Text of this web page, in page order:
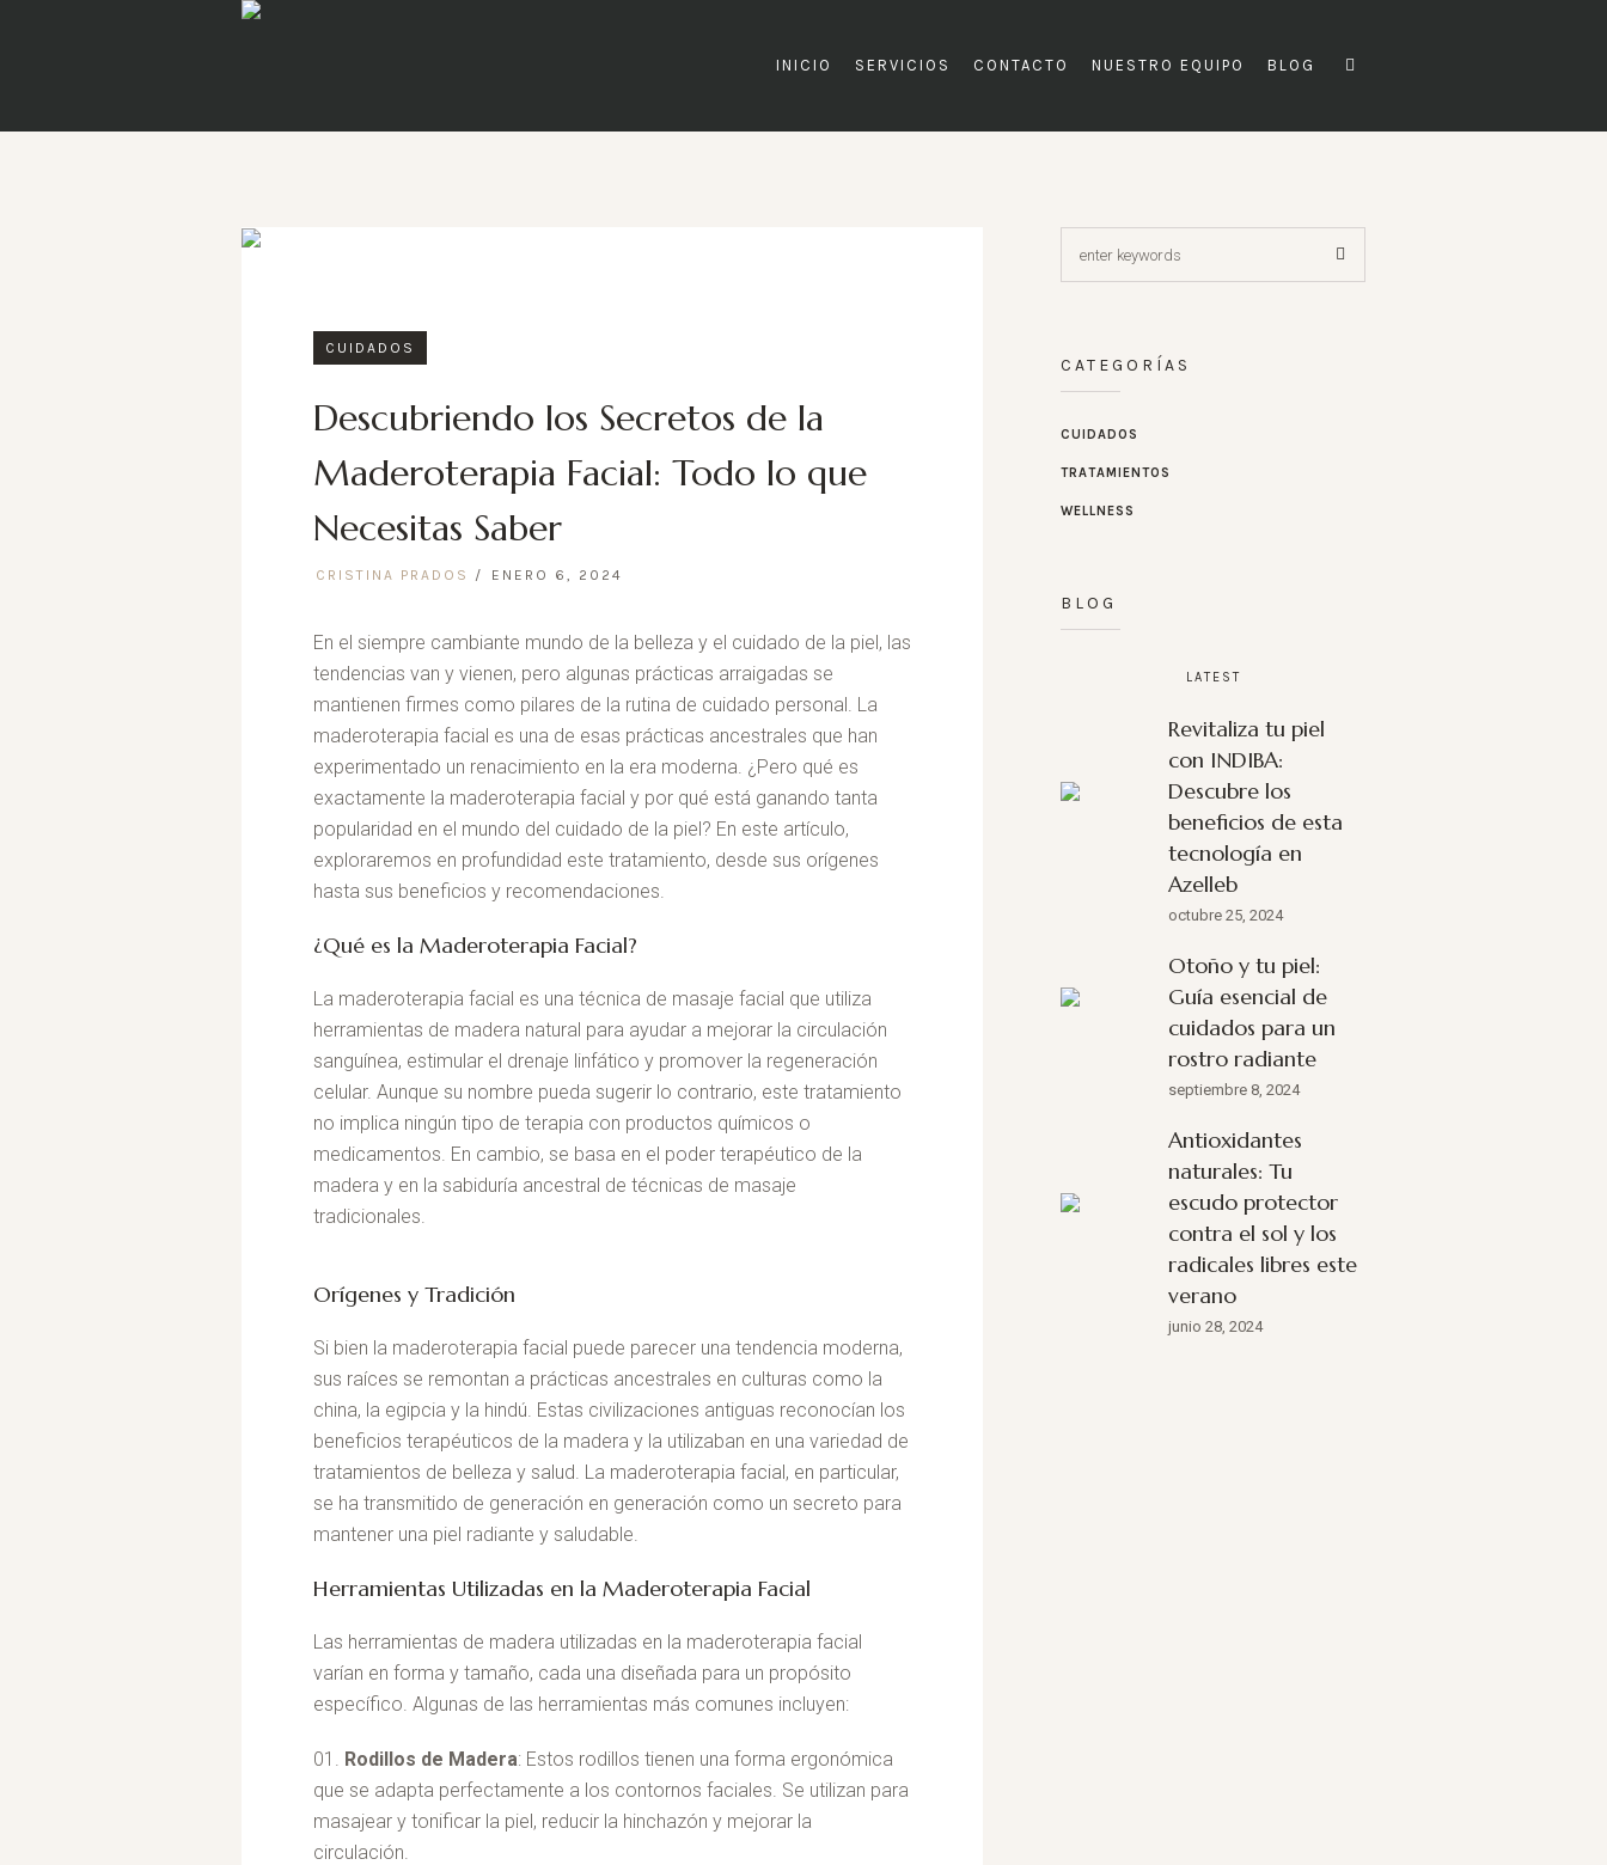
INICIO SERVICIOS CONTACTO NUESTRO EQUIPO BLOG
CUIDADOS
Descubriendo los Secretos de la
Maderoterapia Facial: Todo lo que
Necesitas Saber
CRISTINA PRADOS ENERO 6, 2024
En el siempre cambiante mundo de la belleza y el cuidado de la piel, las
tendencias van y vienen, pero algunas prácticas arraigadas se
mantienen firmes como pilares de la rutina de cuidado personal. La
maderoterapia facial es una de esas prácticas ancestrales que han
experimentado un renacimiento en la era moderna. ¿Pero qué es
exactamente la maderoterapia facial y por qué está ganando tanta
popularidad en el mundo del cuidado de la piel? En este artículo,
exploraremos en profundidad este tratamiento, desde sus orígenes
hasta sus beneficios y recomendaciones.
¿Qué es la Maderoterapia Facial?
La maderoterapia facial es una técnica de masaje facial que utiliza
herramientas de madera natural para ayudar a mejorar la circulación
sanguínea, estimular el drenaje linfático y promover la regeneración
celular. Aunque su nombre pueda sugerir lo contrario, este tratamiento
no implica ningún tipo de terapia con productos químicos o
medicamentos. En cambio, se basa en el poder terapéutico de la
madera y en la sabiduría ancestral de técnicas de masaje
tradicionales.
Orígenes y Tradición
Si bien la maderoterapia facial puede parecer una tendencia moderna,
sus raíces se remontan a prácticas ancestrales en culturas como la
china, la egipcia y la hindú. Estas civilizaciones antiguas reconocían los
beneficios terapéuticos de la madera y la utilizaban en una variedad de
tratamientos de belleza y salud. La maderoterapia facial, en particular,
se ha transmitido de generación en generación como un secreto para
mantener una piel radiante y saludable.
Herramientas Utilizadas en la Maderoterapia Facial
Las herramientas de madera utilizadas en la maderoterapia facial
varían en forma y tamaño, cada una diseñada para un propósito
específico. Algunas de las herramientas más comunes incluyen:
Rodillos de Madera: Estos rodillos tienen una forma ergonómica
que se adapta perfectamente a los contornos faciales. Se utilizan para
masajear y tonificar la piel, reducir la hinchazón y mejorar la
circulación.
CATEGORÍAS
CUIDADOS
TRATAMIENTOS
WELLNESS
BLOG
LATEST
Revitaliza tu piel
con INDIBA:
Descubre los
beneficios de esta
tecnología en
Azelleb
octubre 25, 2024
Otoño y tu piel:
Guía esencial de
cuidados para un
rostro radiante
septiembre 8, 2024
Antioxidantes
naturales: Tu
escudo protector
contra el sol y los
radicales libres este
verano
junio 28, 2024